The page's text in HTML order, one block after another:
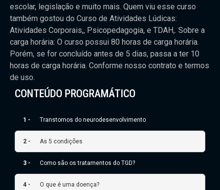
escolar, legislação e muito mais. Quem viu esse curso
também gostou do Curso de Atividades Lúdicas:
Atividades Corporais,, Psicopedagogia, e TDAH,. Sobre a
carga horária: O curso possui 80 horas de carga horária.
Porém, se for concluído antes de 5 dias, passa a ter 10
horas de carga horária. Conforme nosso contrato e termos
de uso.
CONTEÚDO PROGRAMÁTICO
1 - Transtornos do neurodesenvolvimento
2 - As 5 condições
3 - Como são os tratamentos do TGD?
4 - O que é uma doença?